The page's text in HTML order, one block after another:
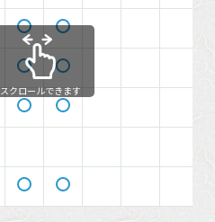
スクロールできます